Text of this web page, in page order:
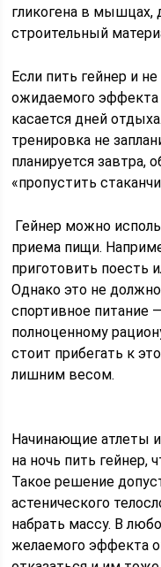
гликогена в мышцах,
строительный
Если пить гейнер и
ожидаемого эффекта
касается дней
тренировка не
планируется завтра,
«пропустить
Гейнер можно
приема пищи.
приготовить поесть
Однако это не
спортивное питание
полноценному
стоит прибегать к
лишним весом.
Начинающие атлеты
на ночь пить гейнер,
Такое решение
астенического
набрать массу. В
желаемого эффекта